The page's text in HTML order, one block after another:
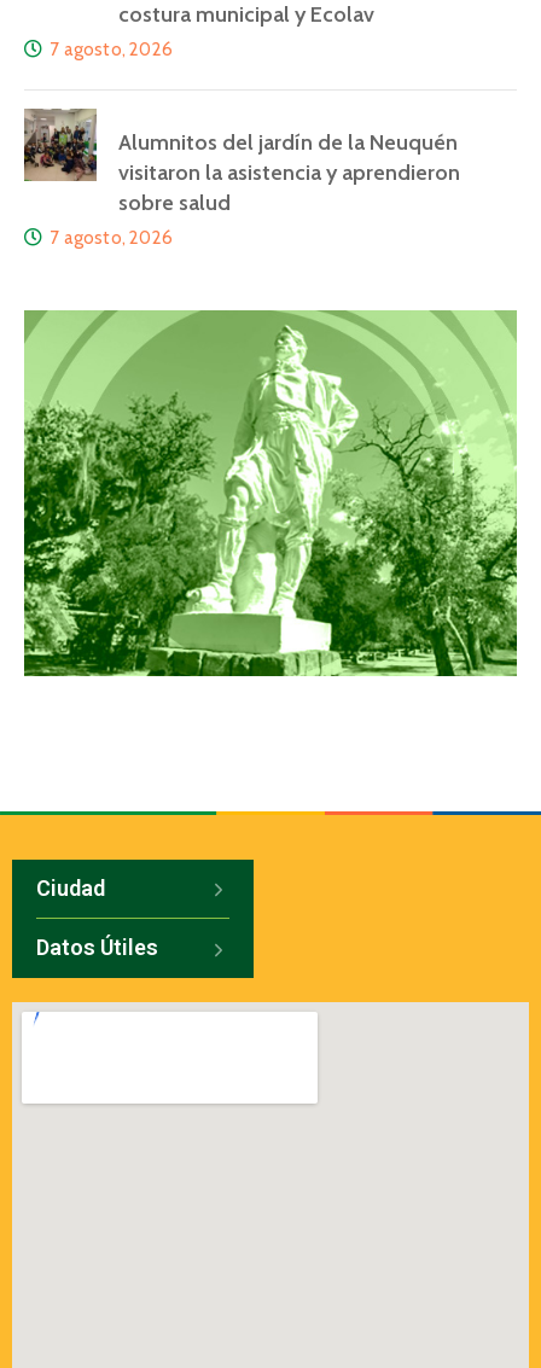
costura municipal y Ecolav
7 agosto, 2026
Alumnitos del jardín de la Neuquén
visitaron la asistencia y aprendieron
sobre salud
7 agosto, 2026
Ciudad
Datos Útiles